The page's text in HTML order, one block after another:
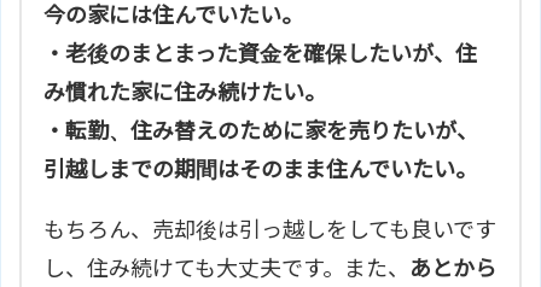
今の家には住んでいたい。
・老後のまとまった資金を確保したいが、住
み慣れた家に住み続けたい。
・転勤、住み替えのために家を売りたいが、
引越しまでの期間はそのまま住んでいたい。
もちろん、売却後は引っ越しをしても良いです
し、住み続けても大丈夫です。また、 あとから